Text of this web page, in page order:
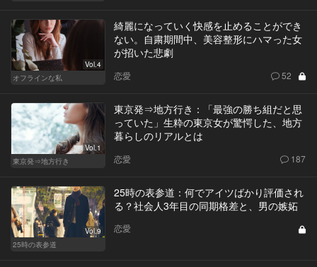
Vol.4
オフラインな私
綺麗になっていく快感を止めることができ
ない。自粛期間中、美容整形にハマった女
が招いた悲劇
恋愛 52
Vol.1
東京発⇒地方行き
東京発⇒地方行き：「最強の勝ち組だと思
っていた」生粋の東京女が驚愕した、地方
暮らしのリアルとは
恋愛 187
Vol.9
25時の表参道
25時の表参道：何でアイツばかり評価され
る？社会人3年目の同期格差と、男の嫉妬
恋愛